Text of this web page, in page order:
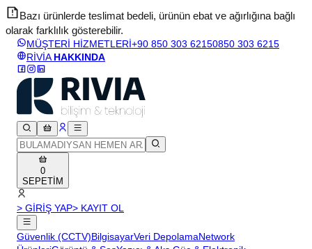
Bazı ürünlerde teslimat bedeli, ürünün ebat ve ağırlığına bağlı
olarak farklılık gösterebilir.
MÜŞTERİ HİZMETLERİ+90 850 303 62150850 303 6215
RİVİA HAKKINDA
0
SEPETİM
> GİRİŞ YAP> KAYIT OL
Güvenlik (CCTV)BilgisayarVeri DepolamaNetwork